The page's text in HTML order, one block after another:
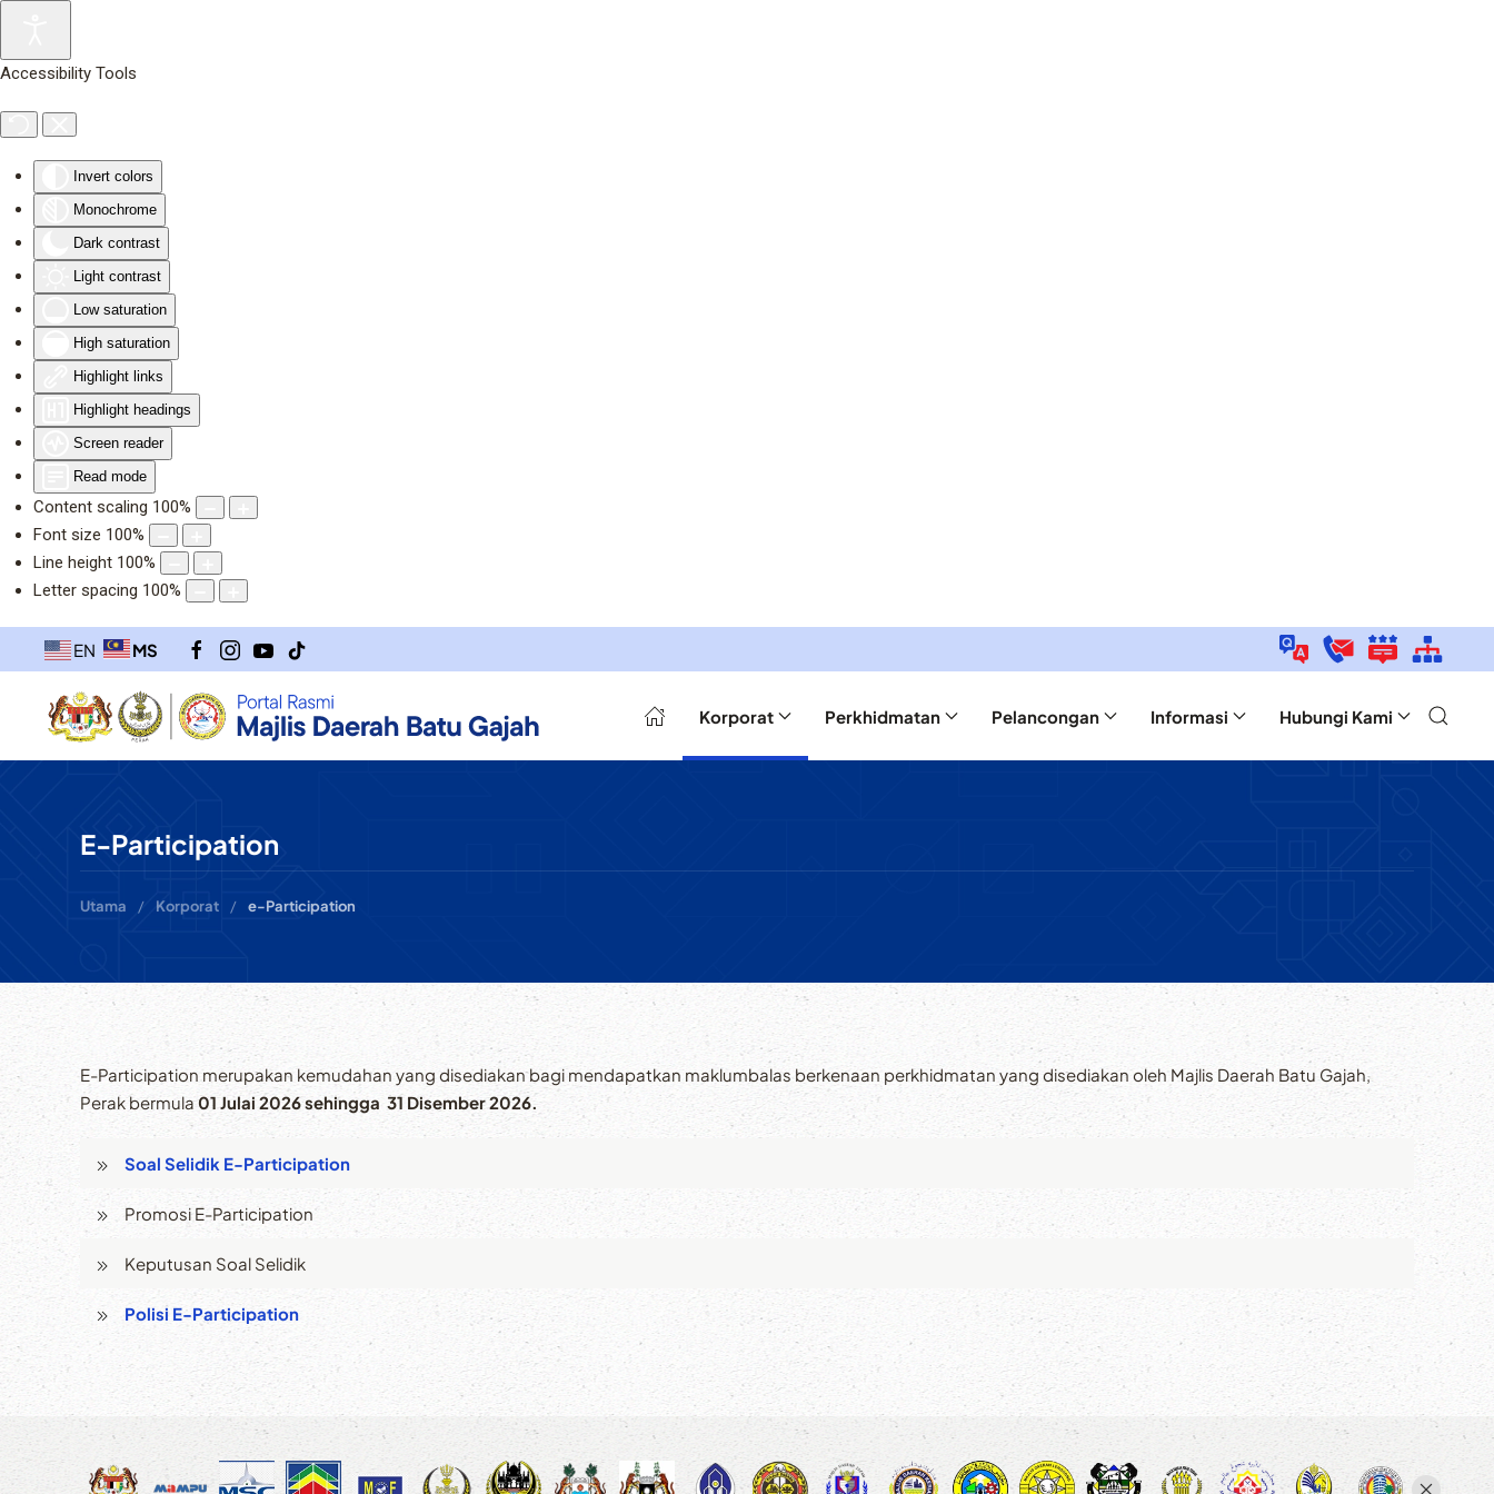
Accessibility Tools
Invert colors
Monochrome
Dark contrast
Light contrast
Low saturation
High saturation
Highlight links
Highlight headings
Screen reader
Read mode
Content scaling 100%
Font size 100%
Line height 100%
Letter spacing 100%
EN MS
Korporat Perkhidmatan Pelancongan Informasi Hubungi Kami
E-Participation
Utama Korporat e-Participation
E-Participation merupakan kemudahan yang disediakan bagi mendapatkan maklumbalas berkenaan perkhidmatan yang disediakan oleh Majlis Daerah Batu Gajah,
Perak bermula01 Julai 2026 sehingga 31 Disember 2026.
Soal Selidik E-Participation
Promosi E-Participation
Keputusan Soal Selidik
Polisi E-Participation